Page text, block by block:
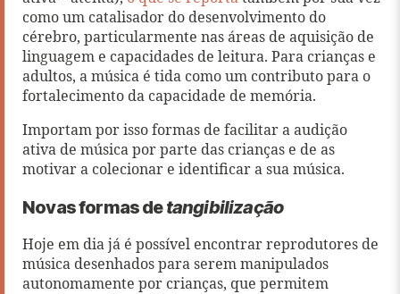
como um catalisador do desenvolvimento do
cérebro, particularmente nas áreas de aquisição de
linguagem e capacidades de leitura. Para crianças e
adultos, a música é tida como um contributo para o
fortalecimento da capacidade de memória.
Importam por isso formas de facilitar a audição
ativa de música por parte das crianças e de as
motivar a colecionar e identificar a sua música.
Novas formas detangibilização
Hoje em dia já é possível encontrar reprodutores de
música desenhados para serem manipulados
autonomamente por crianças, que permitem